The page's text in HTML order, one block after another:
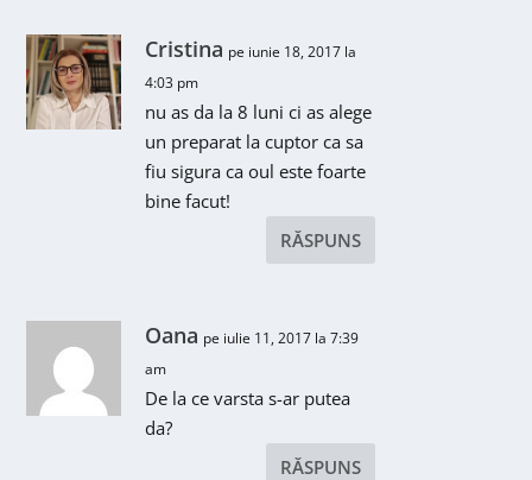
Cristina pe iunie 18, 2017 la
4:03 pm
nu as da la 8 luni ci as alege
un preparat la cuptor ca sa
fiu sigura ca oul este foarte
bine facut!
RĂSPUNS
Oana pe iulie 11, 2017 la 7:39
am
De la ce varsta s-ar putea
da?
RĂSPUNS